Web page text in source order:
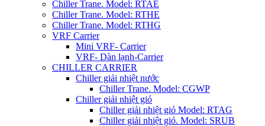
Chiller Trane. Model: RTAE
Chiller Trane. Model: RTHE
Chiller Trane. Model: RTHG
VRF Carrier
Mini VRF- Carrier
VRF- Dàn lạnh-Carrier
CHILLER CARRIER
Chiller giải nhiệt nước
Chiller Trane. Model: CGWP
Chiller giải nhiệt gió
Chiller giải nhiệt gió Model: RTAG
Chiller giải nhiệt gió. Model: SRUB